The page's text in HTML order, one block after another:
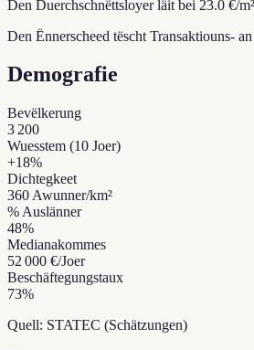
Den Duerchschnëttsloyer läit bei 23.0 €/
Den Ënnerscheed tëscht Transaktiouns-
Demografie
Bevëlkerung
3 200
Wuesstem (10 Joer)
+18%
Dichtegkeet
360 Awunner/km²
% Auslänner
48%
Medianakommes
52 000 €/Joer
Beschäftegungstaux
73%
Quell: STATEC (Schätzungen)